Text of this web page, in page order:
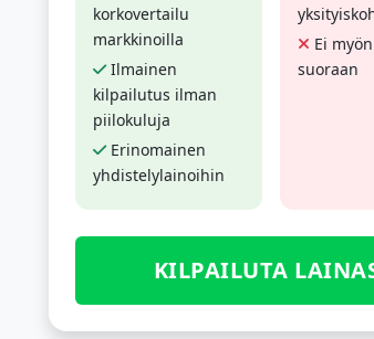
korkovertailu
markkinoilla
Ilmainen
kilpailutus ilman
piilokuluja
Erinomainen
yhdistelylainoihin
Ei
suoraan
KILPAILUTA